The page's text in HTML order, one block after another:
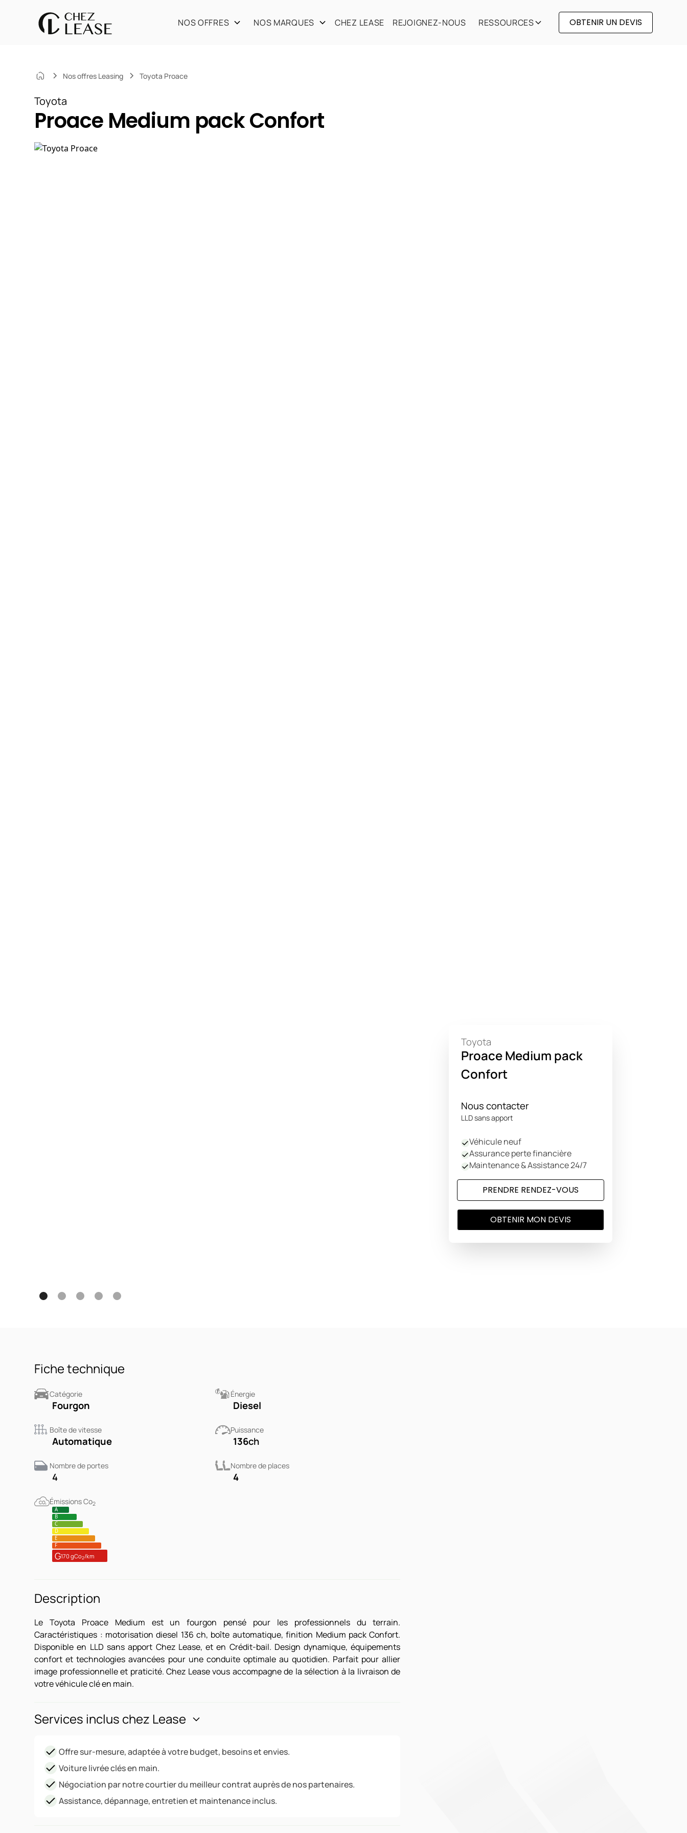
NOS OFFRES NOS MARQUES CHEZ LEASE REJOIGNEZ-NOUS RESSOURCES OBTENIR UN DEVIS
Nos offres Leasing Toyota Proace
Toyota
Proace Medium pack Confort
Fiche technique
Catégorie
Fourgon
Énergie
Diesel
Boîte de vitesse
Automatique
Puissance
136ch
Nombre de portes
4
Nombre de places
4
Émissions Co2
A
B
C
D
E
F
G170 gCo2/km
Description
Le Toyota Proace Medium est un fourgon pensé pour les professionnels du terrain.
Caractéristiques : motorisation diesel 136 ch, boîte automatique, finition Medium pack Confort.
Disponible en LLD sans apport Chez Lease, et en Crédit-bail. Design dynamique, équipements
confort et technologies avancées pour une conduite optimale au quotidien. Parfait pour allier
image professionnelle et praticité. Chez Lease vous accompagne de la sélection à la livraison de
votre véhicule clé en main.
Services inclus chez Lease
Offre sur-mesure, adaptée à votre budget, besoins et envies.
Voiture livrée clés en main.
Négociation par notre courtier du meilleur contrat auprès de nos partenaires.
Assistance, dépannage, entretien et maintenance inclus.
Toyota
Proace Medium pack
Confort
Nous contacter
LLD sans apport
Véhicule neuf
Assurance perte financière
Maintenance & Assistance 24/7
PRENDRE RENDEZ-VOUS
OBTENIR MON DEVIS